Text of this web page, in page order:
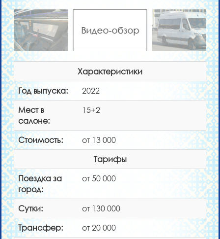
Видео-обзор
Характеристики
Год выпуска:
2022
Мест в
салоне:
15+2
Стоимость:
от 13 000
Тарифы
Поездка за
город:
от 50 000
Сутки:
от 130 000
Трансфер:
от 20 000